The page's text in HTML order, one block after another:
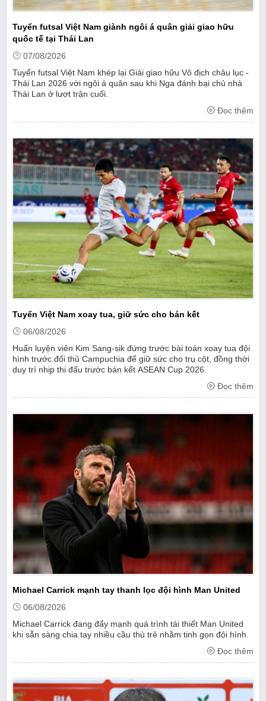
Tuyển futsal Việt Nam giành ngôi á quân giải giao hữu
quốc tế tại Thái Lan
07/08/2026
Tuyển futsal Việt Nam khép lại Giải giao hữu Vô địch châu lục -
Thái Lan 2026 với ngôi á quân sau khi Nga đánh bại chủ nhà
Thái Lan ở lượt trận cuối.
Đọc thêm
Tuyển Việt Nam xoay tua, giữ sức cho bán kết
06/08/2026
Huấn luyện viên Kim Sang-sik đứng trước bài toán xoay tua đội
hình trước đối thủ Campuchia để giữ sức cho trụ cột, đồng thời
duy trì nhịp thi đấu trước bán kết ASEAN Cup 2026.
Đọc thêm
Michael Carrick mạnh tay thanh lọc đội hình Man United
06/08/2026
Michael Carrick đang đẩy mạnh quá trình tái thiết Man United
khi sẵn sàng chia tay nhiều cầu thủ trẻ nhằm tinh gọn đội hình.
Đọc thêm